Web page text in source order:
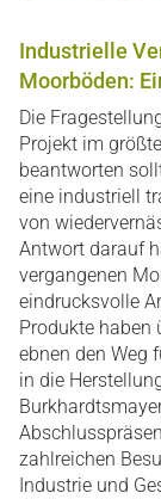
Industrielle
Moorböden:
Die
Projekt im
beantworten
eine industriell
von
Antwort darauf
vergangenen
eindrucksvolle
Produkte haben
ebnen den Weg
in die
zahlreichen
Industrie und